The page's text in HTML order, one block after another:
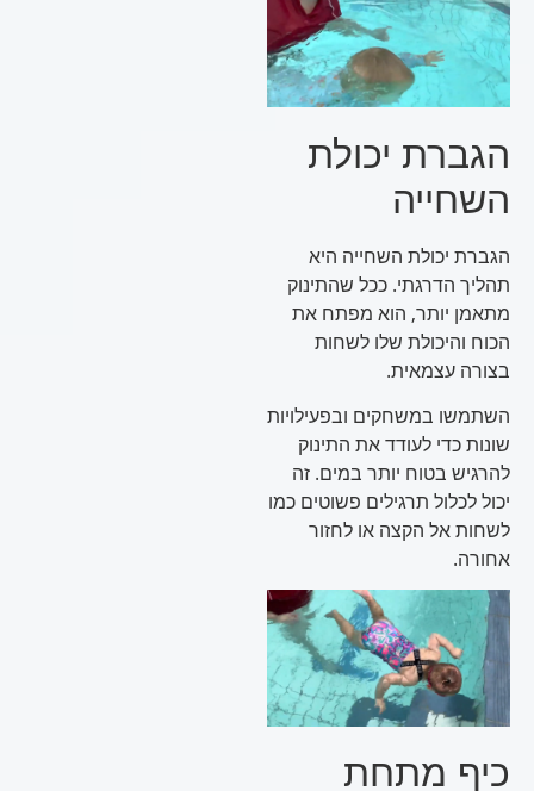
הגברת יכולת
השחייה
הגברת יכולת השחייה היא
תהליך הדרגתי. ככל שהתינוק
מתאמן יותר, הוא מפתח את
הכוח והיכולת שלו לשחות
בצורה עצמאית.
השתמשו במשחקים ובפעילויות
שונות כדי לעודד את התינוק
להרגיש בטוח יותר במים. זה
יכול לכלול תרגילים פשוטים כמו
לשחות אל הקצה או לחזור
אחורה.
כיף מתחת